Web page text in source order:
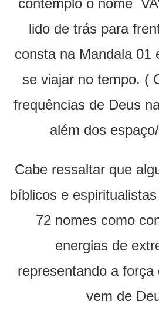
lido de trás para
consta na Mandala 01
se viajar no tempo. (
frequências de Deus
além dos
Cabe ressaltar que
bíblicos e
72 nomes como
energias de
representando a força
vem de